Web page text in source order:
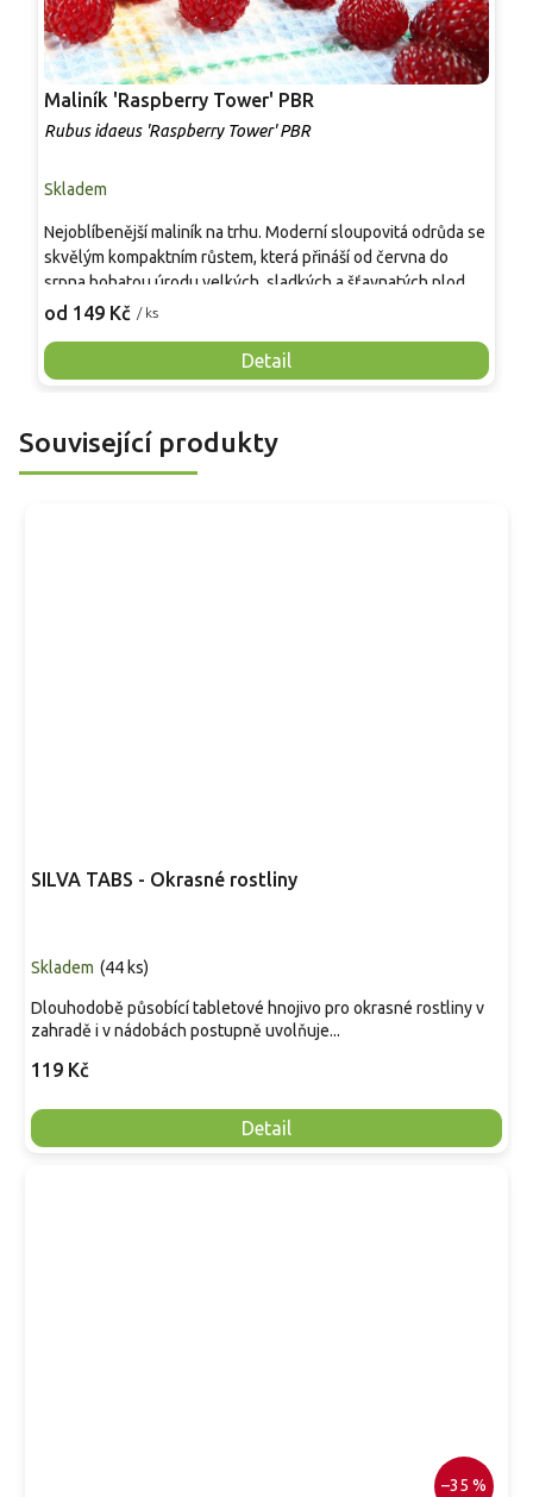
Maliník 'Raspberry Tower' PBR
Rubus idaeus 'Raspberry Tower' PBR
Skladem
od 149 Kč / ks
Detail
Nejoblíbenější maliník na trhu. Moderní sloupovitá odrůda se
skvělým kompaktním růstem, která přináší od června do
srpna bohatou úrodu velkých, sladkých a šťavnatých plodů.
Pevné vzpřímené výhony tvoří elegantní habitus bez
Mrazuvzdornost do −25 °C a spolehlivá vitalita z něj dělají
skvělou volbu pro každého pěstitele.
Související produkty
SILVA TABS - Okrasné rostliny
Skladem (44 ks)
119 Kč
Detail
Dlouhodobě působící tabletové hnojivo pro okrasné rostliny v
zahradě i v nádobách postupně uvolňuje...
–35 %